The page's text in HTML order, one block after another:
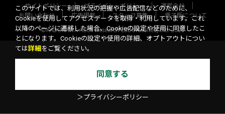
サイトポリシー プライバシーポリシー
運営会社
お問い合わせ
広告掲載 スタッフ募集
電子版について
©KADOKAWA ASCII Research Laboratories, Inc. 2026
このサイトでは、利用状況の把握や広告配信などのために、
Cookieを使用してアクセスデータを取得・利用しています。これ
以降のページに遷移した場合、Cookieの設定や使用に同意したこ
とになります。Cookieの設定や使用の詳細、オプトアウトについ
ては詳細 をご覧ください。
同意する
＞プライバシーポリシー